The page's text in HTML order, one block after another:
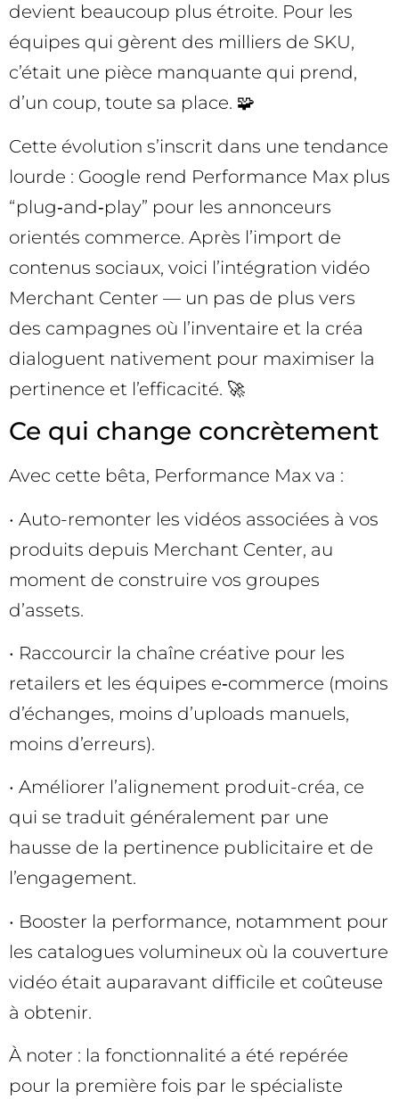
devient beaucoup plus étroite. Pour les
équipes qui gèrent des milliers de SKU,
c’était une pièce manquante qui prend,
d’un coup, toute sa place. 🧩
Cette évolution s’inscrit dans une tendance
lourde : Google rend Performance Max plus
“plug‑and‑play” pour les annonceurs
orientés commerce. Après l’import de
contenus sociaux, voici l’intégration vidéo
Merchant Center — un pas de plus vers
des campagnes où l’inventaire et la créa
dialoguent nativement pour maximiser la
pertinence et l’efficacité. 🚀
Ce qui change concrètement
Avec cette bêta, Performance Max va :
• Auto-remonter les vidéos associées à vos
produits depuis Merchant Center, au
moment de construire vos groupes
d’assets.
• Raccourcir la chaîne créative pour les
retailers et les équipes e‑commerce (moins
d’échanges, moins d’uploads manuels,
moins d’erreurs).
• Améliorer l’alignement produit-créa, ce
qui se traduit généralement par une
hausse de la pertinence publicitaire et de
l’engagement.
• Booster la performance, notamment pour
les catalogues volumineux où la couverture
vidéo était auparavant difficile et coûteuse
à obtenir.
À noter : la fonctionnalité a été repérée
pour la première fois par le spécialiste